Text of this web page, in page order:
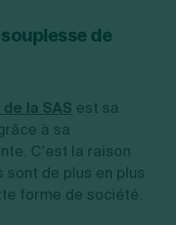
souplesse de
la SAS est sa
à sa
C’est la raison
de plus en plus
forme de société.